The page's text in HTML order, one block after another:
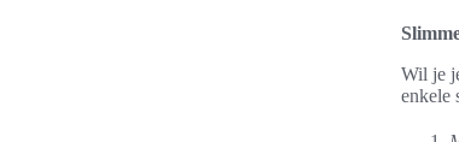
Wil je
enkele